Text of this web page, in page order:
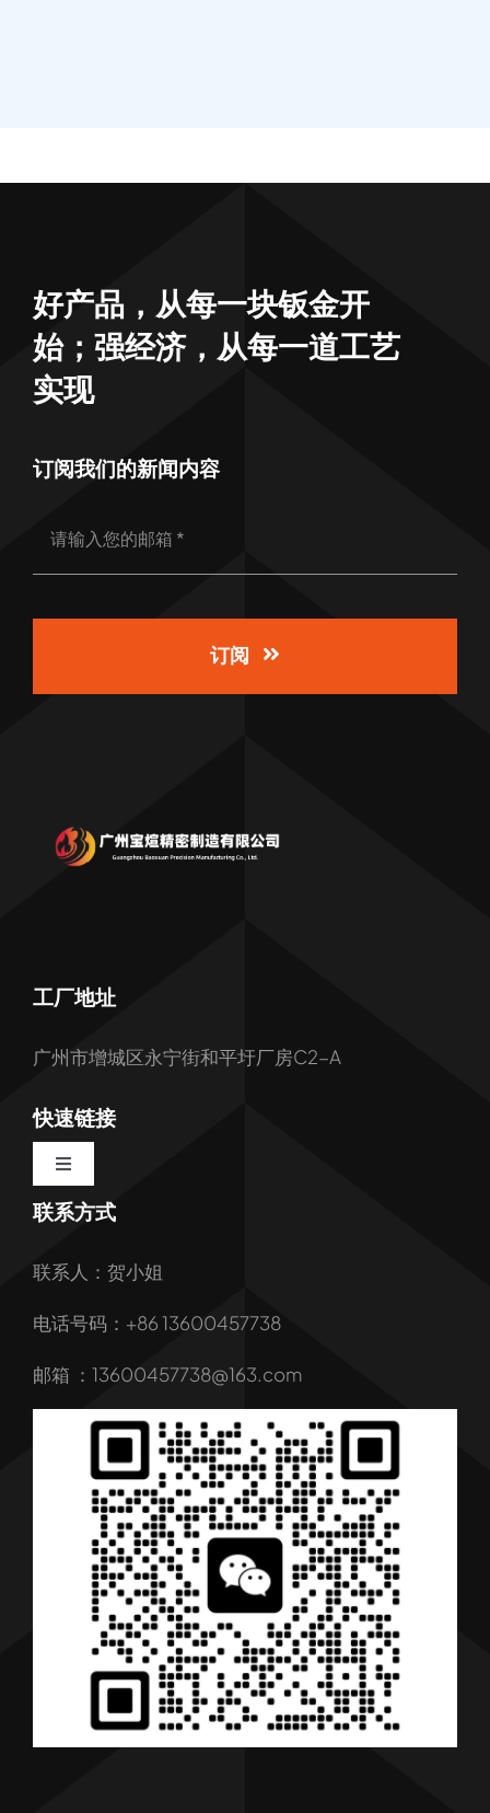
好产品，从每一块钣金开
始；强经济，从每一道工艺
实现
订阅我们的新闻内容
订阅
工厂地址
广州市增城区永宁街和平圩厂房C2-A
快速链接
Toggle
Navigation
首页
我们的服务
行业解决方案
行业新闻
联系我们
联系方式
联系人：贺小姐
电话号码：+86 13600457738
邮箱 ：13600457738@163.com